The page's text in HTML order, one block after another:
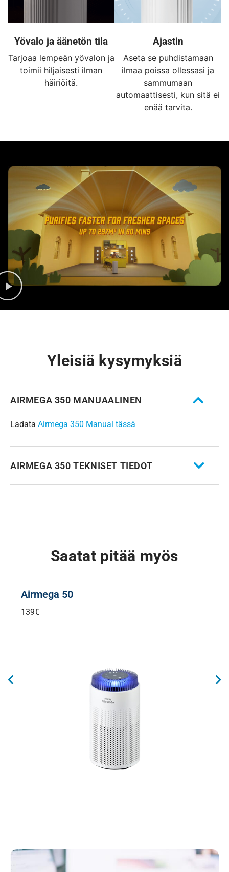
Yövalo ja äänetön tila
Tarjoaa lempeän yövalon ja
toimii hiljaisesti ilman
häiriöitä.
Ajastin
Aseta se puhdistamaan
ilmaa poissa ollessasi ja
sammumaan
automaattisesti, kun sitä ei
enää tarvita.
Yleisiä kysymyksiä
AIRMEGA 350 MANUAALINEN
Ladata Airmega 350 Manual tässä
AIRMEGA 350 TEKNISET TIEDOT
Saatat pitää myös
Airmega 50
139€